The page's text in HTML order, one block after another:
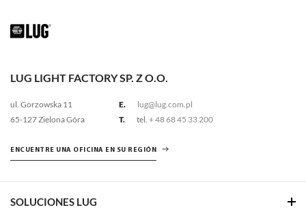
LUG LIGHT FACTORY SP. Z O.O.
ul. Gorzowska 11
65-127 Zielona Góra
E.
lug@lug.com.pl
T.
tel. + 48 68 45 33 200
ENCUENTRE UNA OFICINA EN SU REGIÓN
SOLUCIONES LUG